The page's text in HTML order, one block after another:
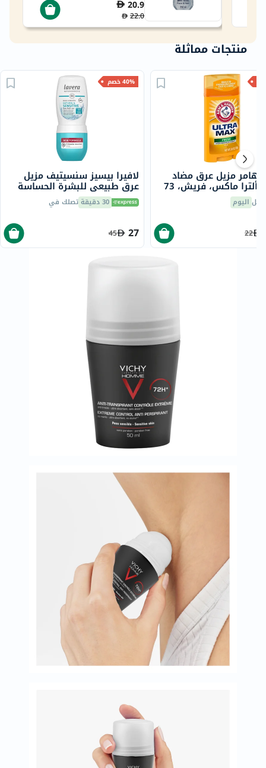
20.9
22.0
منتجات مماثلة
40% خصم
لافيرا بيسيز سنسيتيف مزيل
عرق طبيعي للبشرة الحساسة
خالي من الألومنيوم 50 مل
30 دقيقة تصلك في
27
45
هامر مزيل عرق مضاد
للتعرق ألترا ماكس، فريش، 73
اليوم
22